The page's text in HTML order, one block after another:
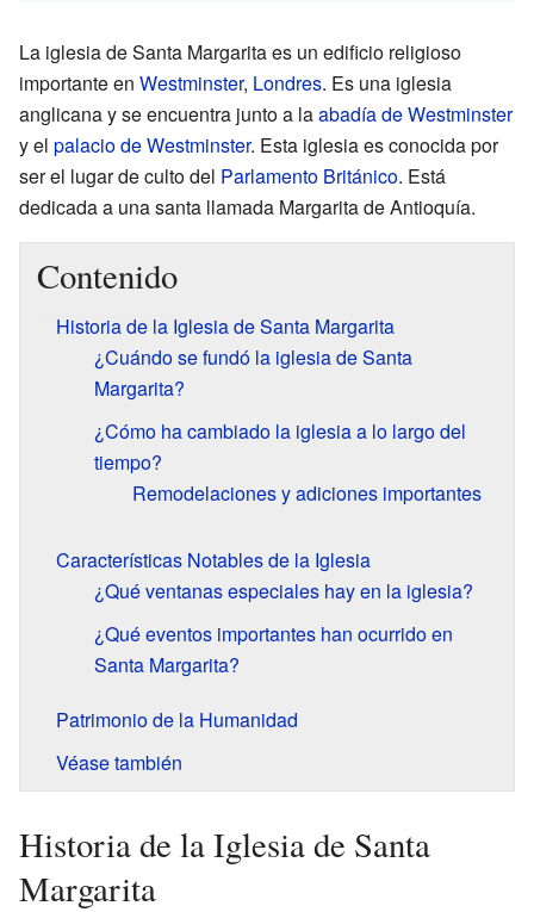
La iglesia de Santa Margarita es un edificio religioso
importante en Westminster, Londres. Es una iglesia
anglicana y se encuentra junto a laabadía de Westminster
y el palacio de Westminster. Esta iglesia es conocida por
ser el lugar de culto del Parlamento Británico. Está
dedicada a una santa llamada Margarita de Antioquía.
Contenido
Historia de la Iglesia de Santa Margarita
¿Cuándo se fundó la iglesia de Santa
Margarita?
¿Cómo ha cambiado la iglesia a lo largo del
tiempo?
Remodelaciones y adiciones importantes
Características Notables de la Iglesia
¿Qué ventanas especiales hay en la iglesia?
¿Qué eventos importantes han ocurrido en
Santa Margarita?
Patrimonio de la Humanidad
Véase también
Historia de la Iglesia de Santa
Margarita